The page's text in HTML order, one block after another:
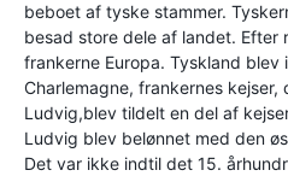
beboet af tyske stammer.
besad store dele af landet. Efter
frankerne Europa. Tyskland
Charlemagne, frankernes kejser,
Ludvig,blev tildelt en del af
Ludvig blev belønnet med den
Det var ikke indtil det 15.